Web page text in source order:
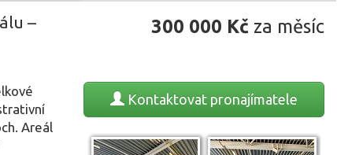
300 000 Kč za měsíc
–
Areál
Kontaktovat pronajímatele